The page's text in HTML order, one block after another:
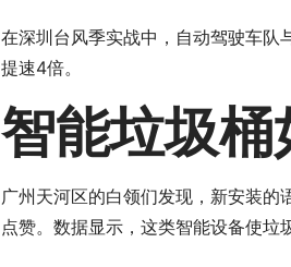
在深圳台风季实战中，自动驾驶车队
提速4倍。
智能垃圾
广州天河区的白领们发现，新安装的
点赞。数据显示，这类智能设备使垃